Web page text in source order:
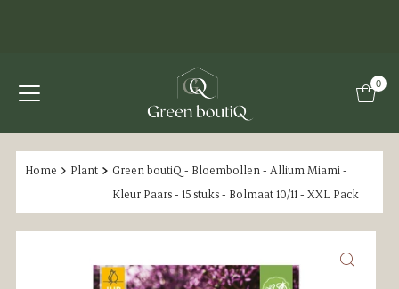
0
Home Plant
Green boutiQ - Bloembollen - Allium Miami -
Kleur Paars - 15 stuks - Bolmaat 10/11 - XXL Pack